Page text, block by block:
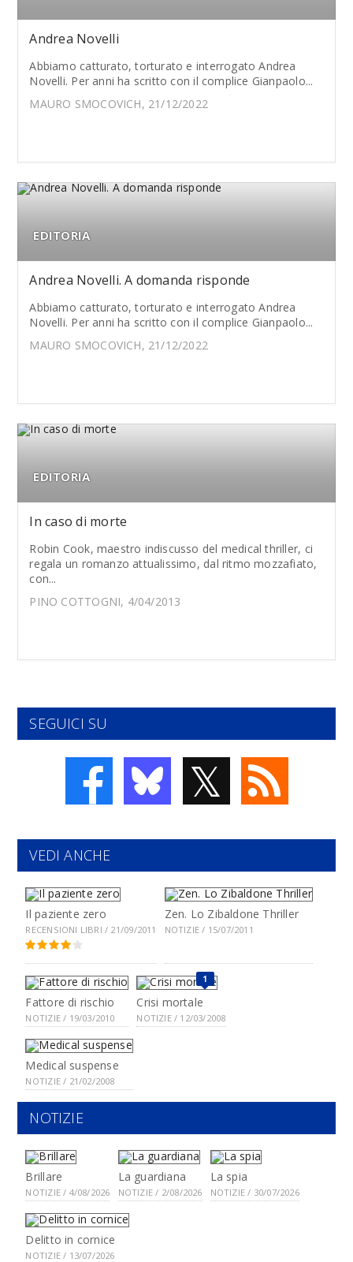
Andrea Novelli
Abbiamo catturato, torturato e interrogato Andrea
Novelli. Per anni ha scritto con il complice Gianpaolo...
MAURO SMOCOVICH, 21/12/2022
EDITORIA
Andrea Novelli. A domanda risponde
Abbiamo catturato, torturato e interrogato Andrea
Novelli. Per anni ha scritto con il complice Gianpaolo...
MAURO SMOCOVICH, 21/12/2022
EDITORIA
In caso di morte
Robin Cook, maestro indiscusso del medical thriller, ci
regala un romanzo attualissimo, dal ritmo mozzafiato,
con...
PINO COTTOGNI, 4/04/2013
SEGUICI SU
𝕏
VEDI ANCHE
Il paziente zero
RECENSIONI LIBRI / 21/09/2011
Zen. Lo Zibaldone Thriller
NOTIZIE / 15/07/2011
Fattore di rischio
NOTIZIE / 19/03/2010
1
Crisi mortale
NOTIZIE / 12/03/2008
Medical suspense
NOTIZIE / 21/02/2008
NOTIZIE
Brillare
NOTIZIE / 4/08/2026
La guardiana
NOTIZIE / 2/08/2026
La spia
NOTIZIE / 30/07/2026
Delitto in cornice
NOTIZIE / 13/07/2026